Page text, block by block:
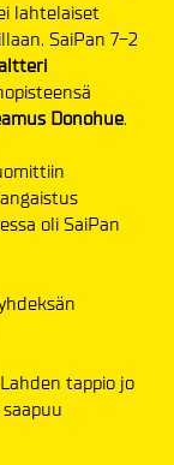
lahtelaiset
SaiPan 7-2
Donohue.
oli SaiPan
tappio jo